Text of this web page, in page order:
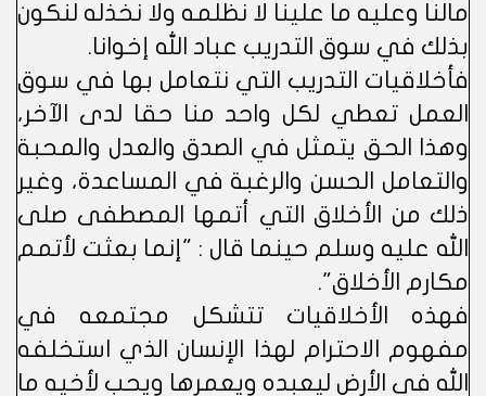
مالنا وعليه ما علينا لا نظلمه ولا نخذله لنكون
بذلك في سوق التدريب عباد الله إخوانا.
فأخلاقيات التدريب التي نتعامل بها في سوق
العمل تعطي لكل واحد منا حقا لدى الآخر،
وهذا الحق يتمثل في الصدق والعدل والمحبة
والتعامل الحسن والرغبة في المساعدة، وغير
ذلك من الأخلاق التي أتمها المصطفى صلى
الله عليه وسلم حينما قال : "إنما بعثت لأتمم
مكارم الأخلاق".
فهذه الأخلاقيات تتشكل مجتمعه في
مفهوم الاحترام لهذا الإنسان الذي استخلفه
الله في الأرض ليعبده ويعمرها ويحب لأخيه ما